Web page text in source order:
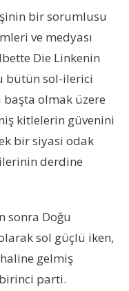
bir sorumlusu
ve medyası
Die Linkenin
bütün sol-ilerici
olmak üzere
kitlelerin güvenini
bir siyasi odak
derdine
sonra Doğu
sol güçlü iken,
haline gelmiş
parti.